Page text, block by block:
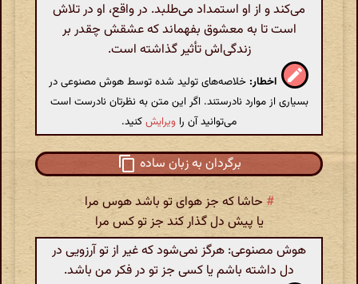
می‌کند و از او استمداد می‌طلبد. در واقع، او در تلاش
است تا به معشوق بفهماند که عشقش چقدر بر
زندگی‌اش تأثیر گذاشته است.
اخطار: خلاصه‌های تولید شده توسط هوش مصنوعی در
بسیاری از موارد نادرستند. اگر این متن به نظرتان نادرست است
می‌توانید آن را ویرایشکنید.
برگردان به زبان ساده
# حاشا که جز هوای تو باشد هوس مرا
یا پیش دل گذار کند جز تو کس مرا
هوش مصنوعی: هرگز نمی‌شود که غیر از تو آرزویی در
دل داشته باشم یا کسی جز تو در فکر من باشد.